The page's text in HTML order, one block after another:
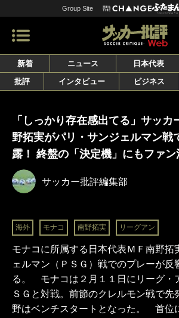
Group Site
新着 ニュース 日本代表
批評
インタビュー ビジネス
「しっかり存在感出てる」サッカ
野拓実がパリ・サンジェルマン戦
露！ 終盤の「決定機」にもファン
サッカー批評編集部
海外 モナコ 南野拓実 リーグアン
モナコに所属する日本代表ＭＦ南野拓
ェルマン（ＰＳＧ）戦でのプレーが反
る。 モナコは２月１１日にリーグ・
ＳＧと対戦。前節のクレルモン戦で先
野はベンチスタートとなった。 首位